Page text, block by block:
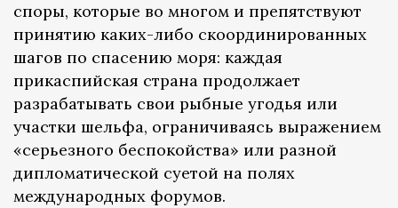
споры, которые во многом и препятствуют
принятию каких-либо скоординированных
шагов по спасению моря: каждая
прикаспийская страна продолжает
разрабатывать свои рыбные угодья или
участки шельфа, ограничиваясь выражением
«серьезного беспокойства» или разной
дипломатической суетой на полях
международных форумов.